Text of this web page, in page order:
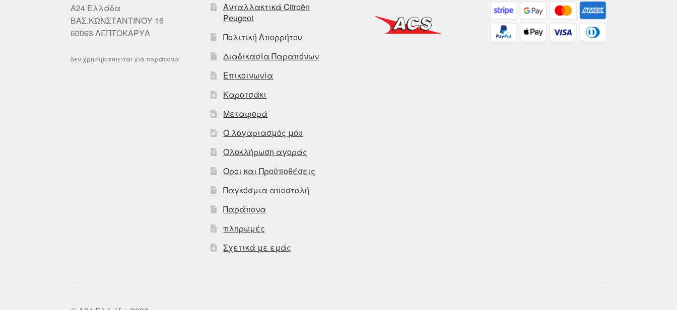
A24 Ελλάδα
ΒΑΣ.ΚΩΝΣΤΑΝΤΙΝΟΥ 16
60063 ΛΕΠΤΟΚΑΡΥΑ
δεν χρησιμοποιείται για παράπονα
Ανταλλακτικά Citroën
Peugeot
Πολιτική Απορρήτου
Διαδικασία Παραπόνων
Επικοινωνία
Καροτσάκι
Μεταφορά
Ο λογαριασμός μου
Ολοκλήρωση αγοράς
Οροι και Προϋποθέσεις
Παγκόσμια αποστολή
Παράπονα
πληρωμές
Σχετικά με εμάς